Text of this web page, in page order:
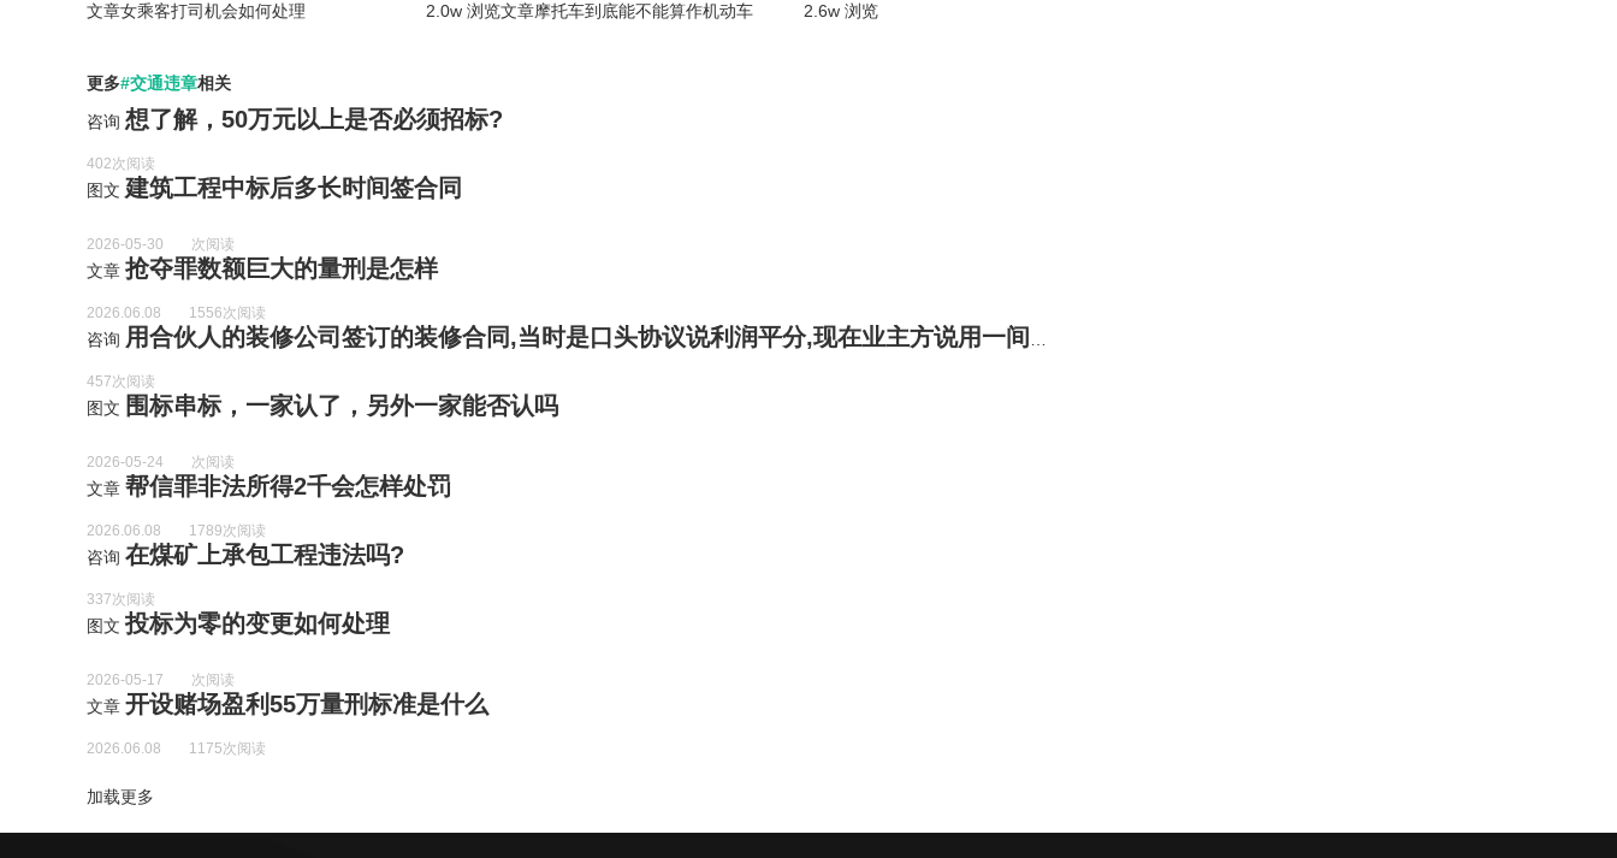
2.0w 浏览
文章女乘客打司机会如何处理
2.6w 浏览
文章摩托车到底能不能算作机动车
更多#交通违章相关
咨询 想了解，50万元以上是否必须招标?
402次阅读
图文 建筑工程中标后多长时间签合同
2026-05-30 次阅读
文章 抢夺罪数额巨大的量刑是怎样
2026.06.08 1556次阅读
咨询 用合伙人的装修公司签订的装修合同,当时是口头协议说利润平分,现在业主方说用一间铺面顶账欠我们的工程款?
457次阅读
图文 围标串标，一家认了，另外一家能否认吗
2026-05-24 次阅读
文章 帮信罪非法所得2千会怎样处罚
2026.06.08 1789次阅读
咨询 在煤矿上承包工程违法吗?
337次阅读
图文 投标为零的变更如何处理
2026-05-17 次阅读
文章 开设赌场盈利55万量刑标准是什么
2026.06.08 1175次阅读
加载更多